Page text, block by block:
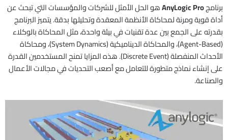
برنامجAnyLogic Proهو الحل الأمثل للشركات والمؤسسات التي تبحث عن
أداة قوية ومرنة لمحاكاة الأنظمة المعقدة وتحليلها بدقة. يتميز البرنامج
بقدرته على الجمع بين عدة تقنيات في بيئة واحدة، مثل المحاكاة بالوكلاء
(Agent-Based)، والمحاكاة الديناميكية (System Dynamics)، ومحاكاة
الأحداث المنفصلة (Discrete Event). هذه المزايا تمنح المستخدمين القدرة
على إنشاء نماذج متطورة للتعامل مع أصعب التحديات في مجالات الأعمال
والصناعة.